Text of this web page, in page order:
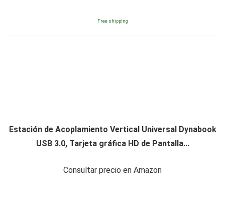
Free shipping
Estación de Acoplamiento Vertical Universal Dynabook
USB 3.0, Tarjeta gráfica HD de Pantalla...
Consultar precio en Amazon